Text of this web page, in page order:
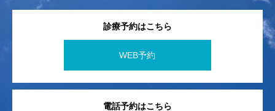
診療予約はこちら
WEB予約
電話予約はこちら